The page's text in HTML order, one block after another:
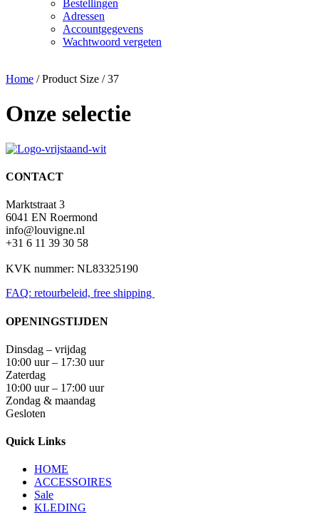
Bestellingen
Adressen
Accountgegevens
Wachtwoord vergeten
Home / Product Size / 37
Onze selectie
CONTACT
Marktstraat 3
6041 EN Roermond
info@louvigne.nl
+31 6 11 39 30 58
KVK nummer: NL83325190
FAQ: retourbeleid, free shipping
OPENINGSTIJDEN
Dinsdag – vrijdag
10:00 uur – 17:30 uur
Zaterdag
10:00 uur – 17:00 uur
Zondag & maandag
Gesloten
Quick Links
HOME
ACCESSOIRES
Sale
KLEDING